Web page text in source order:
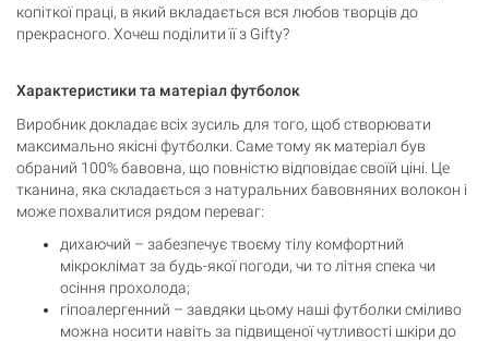
копіткої праці, в який вкладається вся любов творців до
прекрасного. Хочеш поділити її з Gifty?
Характеристики та матеріал футболок
Виробник докладає всіх зусиль для того, щоб створювати
максимально якісні футболки. Саме тому як матеріал був
обраний 100% бавовна, що повністю відповідає своїй ціні. Це
тканина, яка складається з натуральних бавовняних волокон і
може похвалитися рядом переваг:
дихаючий – забезпечує твоєму тілу комфортний
мікроклімат за будь-якої погоди, чи то літня спека чи
осіння прохолода;
гіпоалергенний – завдяки цьому наші футболки сміливо
можна носити навіть за підвищеної чутливості шкіри до